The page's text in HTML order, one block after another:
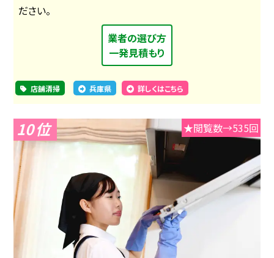
ださい。
業者の選び方
一発見積もり
店舗清掃 兵庫県 詳しくはこちら
10 ★閲覧数→535回